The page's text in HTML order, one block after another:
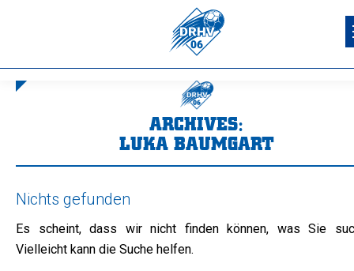
ARCHIVES:
LUKA BAUMGART
Nichts gefunden
Es scheint, dass wir nicht finden können, was Sie
Vielleicht kann die Suche helfen.